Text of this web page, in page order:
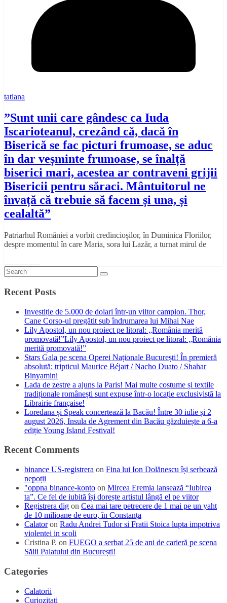
tatiana
”Sunt unii care gândesc ca Iuda
Iscarioteanul, crezând că, dacă în
Biserică se fac picturi frumoase, se aduc
în dar veșminte frumoase, se înalță
biserici mari, acestea ar contraveni grijii
Bisericii pentru săraci. Mântuitorul ne
învață că trebuie să facem și una, și
cealaltă”
Patriarhul României a vorbit credincioșilor, în Duminica Floriilor,
despre momentul în care Maria, sora lui Lazăr, a turnat mirul de
Recent Posts
Investiție de 5.000 de dolari într-un viitor campion. Thor,
Cane Corso-ul pregătit sub îndrumarea lui Mihai Nae
Lily Apostol, un nou proiect pe litoral: „România merită
promovată!”Lily Apostol, un nou proiect pe litoral: „România
merită promovată!”
Stars Gala pe scena Operei Naționale București! În premieră
absolută: tripticul Maurice Béjart / Nacho Duato / Shahar
Binyamini
Lada de zestre a ajuns la Paris! Mai multe costume și textile
tradiționale românești sunt expuse într-o locație exclusivistă la
Librairie française!
Loredana și Speak concertează la Bacău! Între 30 iulie și 2
august 2026, Insula de Agrement din Bacău găzduiește a 6-a
ediție Young Island Festival!
Recent Comments
binance US-registrera on Fina lui Ion Dolănescu își serbează
nepoții
"oppna binance-konto on Mircea Eremia lansează “Iubirea
ta”. Ce fel de iubită își dorește artistul lângă el pe viitor
Registrera dig on Cea mai tare petrecere de 1 mai pe un yaht
de 10 milioane de euro, în Constanța
Calatoron Radu Andrei Tudor si Fratii Stoica lupta impotriva
violentei in scoli
Cristina P. on FUEGO a serbat 25 de ani de carieră pe scena
Sălii Palatului din București!
Categories
Calatorii
Curiozitati